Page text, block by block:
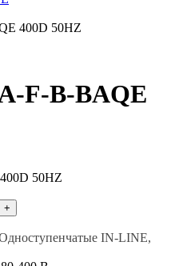
400D 50HZ
F-B-BAQE
+
IN-LINE,